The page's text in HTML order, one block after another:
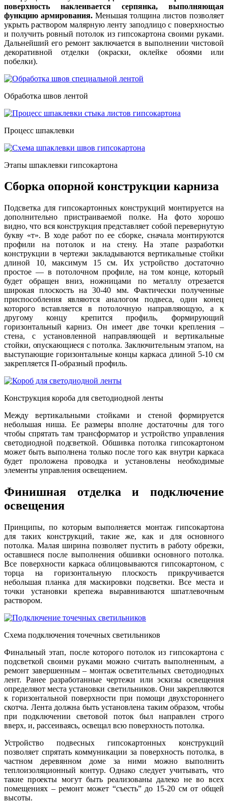
поверхность наклеивается серпянка, выполняющая
функцию армирования. Меньшая толщина листов позволяет
укрыть раствором малярную ленту заподлицо с поверхностью
и получить ровный потолок из гипсокартона своими руками.
Дальнейший его ремонт заключается в выполнении чистовой
декоративной отделки (окраски, оклейке обоями или
побелки).
Обработка швов лентой
Процесс шпаклевки
Этапы шпаклевки гипсокартона
Сборка опорной конструкции карниза
Подсветка для гипсокартонных конструкций монтируется на
дополнительно пристраиваемой полке. На фото хорошо
видно, что вся конструкция представляет собой перевернутую
букву «т». В ходе работ по ее сборке, сначала монтируются
профили на потолок и на стену. На этапе разработки
конструкции в чертежи закладываются вертикальные стойки
длиной 10, максимум 15 см. Их устройство достаточно
простое — в потолочном профиле, на том конце, который
будет обращен вниз, ножницами по металлу отрезается
широкая плоскость на 30-40 мм. Фактически полученные
приспособления являются аналогом подвеса, один конец
которого вставляется в потолочную направляющую, а к
другому концу крепится профиль, формирующий
горизонтальный карниз. Он имеет две точки крепления –
стена, с установленной направляющей и вертикальные
стойки, опускающиеся с потолка. Заключительным этапом, на
выступающие горизонтальные концы каркаса длиной 5-10 см
закрепляется П-образный профиль.
Конструкция короба для светодиодной ленты
Между вертикальными стойками и стеной формируется
небольшая ниша. Ее размеры вполне достаточны для того
чтобы спрятать там трансформатор и устройство управления
светодиодной подсветкой. Обшивка потолка гипсокартоном
может быть выполнена только после того как внутри каркаса
будет проложена проводка и установлены необходимые
элементы управления освещением.
Финишная отделка и подключение
освещения
Принципы, по которым выполняется монтаж гипсокартона
для таких конструкций, такие же, как и для основного
потолка. Малая ширина позволяет пустить в работу обрезки,
оставшиеся после выполнения обшивки основного потолка.
Все поверхности каркаса облицовываются гипсокартоном, с
торца на горизонтальную плоскость прикручивается
небольшая планка для маскировки подсветки. Все места и
точки установки крепежа выравниваются шпатлевочным
раствором.
Схема подключения точечных светильников
Финальный этап, после которого потолок из гипсокартона с
подсветкой своими руками можно считать выполненным, а
ремонт завершенным – монтаж осветительных светодиодных
лент. Ранее разработанные чертежи или эскизы освещения
определяют места установки светильников. Они закрепляются
к горизонтальной поверхности при помощи двухстороннего
скотча. Лента должна быть установлена таким образом, чтобы
при подключении световой поток был направлен строго
вверх, и, рассеиваясь, освещал всю поверхность потолка.
Устройство подвесных гипсокартонных конструкций
позволяет спрятать коммуникации за поверхность потолка, в
частном деревянном доме за ними можно выполнить
теплоизоляционный контур. Однако следует учитывать, что
такие проекты могут быть реализованы далеко не во всех
помещениях – ремонт может “съесть” до 15-20 см от общей
высоты.